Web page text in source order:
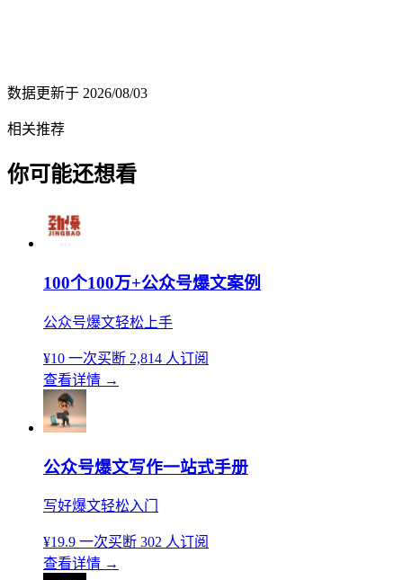
数据更新于 2026/08/03
相关推荐
你可能还想看
100个100万+公众号爆文案例
公众号爆文轻松上手
¥10 一次买断 2,814 人订阅
查看详情 →
公众号爆文写作一站式手册
写好爆文轻松入门
¥19.9 一次买断 302 人订阅
查看详情 →